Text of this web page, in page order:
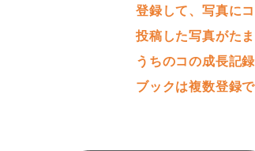
登録して、写真に
投稿した写真がた
うちのコの成長記
ブックは複数登録で